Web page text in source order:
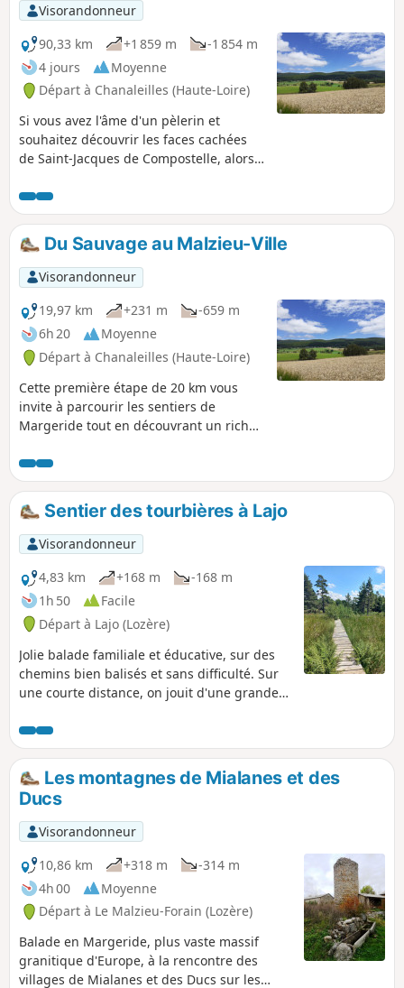
Visorandonneur
90,33 km
+1 859 m
-1 854 m
4 jours
Moyenne
Départ à Chanaleilles (Haute-Loire)
Si vous avez l'âme d'un pèlerin et
souhaitez découvrir les faces cachées
de Saint-Jacques de Compostelle, alors
alternative au célèbre sentier menant
vers Compostelle se décline en quatre
étapes d'une vingtaine de kilomètres
chacune. Vous profiterez de superbes
paysages au cœur des Monts de la
Margeride et des vastes plateaux de
l'Aubrac et serez surpris j'en suis sûre
par le riche patrimoine bâti méconnu,
en mémoire de ce célèbre saint.
Du Sauvage au Malzieu-Ville
Visorandonneur
19,97 km
+231 m
-659 m
6h 20
Moyenne
Départ à Chanaleilles (Haute-Loire)
Cette première étape de 20 km vous
invite à parcourir les sentiers de
Margeride tout en découvrant un riche
Vous rejoindrez ainsi la cité fortifiée du
Malzieu-Ville, classée parmi les plus
beaux villages de France. Ce lieu,
chargé d'histoire, était autrefois un des
points de passage de nombreux
pèlerins en route vers Compostelle.
Sentier des tourbières à Lajo
Visorandonneur
4,83 km
+168 m
-168 m
1h 50
Facile
Départ à Lajo (Lozère)
Jolie balade familiale et éducative, sur des
chemins bien balisés et sans difficulté. Sur
une courte distance, on jouit d'une grande
résineux, tourbières, rochers, landes,
ouvertures vers la plaine. Des
aménagements (pontons) permettent
d'entrer au plus profond de la tourbière. Des
panneaux expliquent l'histoire, la biologie
des tourbières et des forêts, etc. Très beaux
arbres : senteurs de genêt, de forêt, de
lande... Une belle balade pour tous.
Les montagnes de Mialanes et des
Ducs
Visorandonneur
10,86 km
+318 m
-314 m
4h 00
Moyenne
Départ à Le Malzieu-Forain (Lozère)
Balade en Margeride, plus vaste massif
granitique d'Europe, à la rencontre des
villages de Mialanes et des Ducs sur les